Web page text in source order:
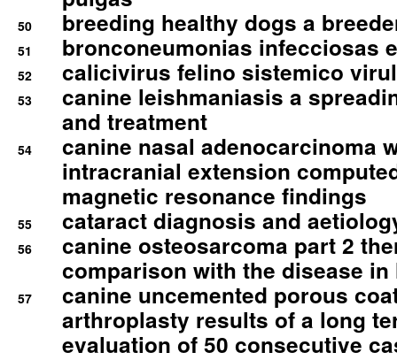
50 breeding healthy dogs a
51 bronconeumonias infecciosas
52 calicivirus felino sistemico
53
canine leishmaniasis a
and treatment
54
canine nasal adenocarcinoma
intracranial extension
magnetic resonance findings
55 cataract diagnosis and
56
canine osteosarcoma part 2
comparison with the disease in
57
canine uncemented porous
arthroplasty results of a long
evaluation of 50 consecutive